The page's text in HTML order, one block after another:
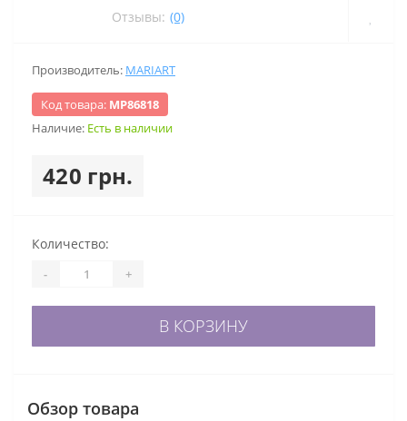
Отзывы: (0)
Производитель: MARIART
Код товара: МР86818
Наличие: Есть в наличии
420 грн.
Количество:
- +
В КОРЗИНУ
Обзор товара